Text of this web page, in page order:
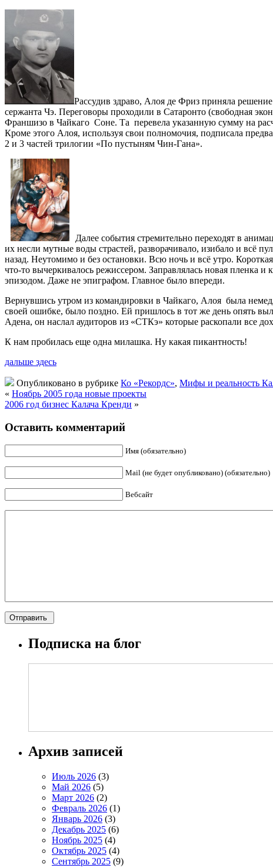
Рассудив здраво, Алоя де Фриз приняла
сержанта Чэ. Переговоры проходили в Сатаронто (свободная
Франшизо в Чайкаго Соне. Та перевела указанную сумму на
Кроме этого Алоя, используя свои полномочия, подписала
2 и 3 частей трилогии «По пустыням Чин-Гана».
Далее события стремительно переходят в
их несли мутные воды страстей, разворачивало, изибало и всё
назад. Неутомимо и без остановки. Всю ночь и всё утро.
что-то вычеркивалось режиссером. Заправлялась новая пленка
эпизодом. Даже не эпиграфом. Главное было впереди.
Вернувшись утром из командировки в Чайкаго, Алоя была
своей ошибке, было поздно. Ей пришлось в тот же день опять
Адена, он наслал аудиторов из «СТКэ» которые раскопали все
К нам пробилась еще одна милашка. Ну какая пикантность!
дальше здесь
Опубликовано в рубрике Ко «Рекордс», Мифы и реальность
« Ноябрь 2005 года новые проекты
2006 год бизнес Калача Кренди »
Оставить комментарий
Имя (обязательно)
Mail (не будет опубликовано) (обязательно)
Вебсайт
Подписка на блог
Архив записей
Июль 2026 (3)
Май 2026 (5)
Март 2026 (2)
Февраль 2026 (1)
Январь 2026 (3)
Декабрь 2025 (6)
Ноябрь 2025 (4)
Октябрь 2025 (4)
Сентябрь 2025 (9)